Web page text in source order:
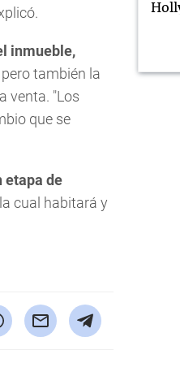
inmueble,
también la
venta. "Los
que se
etapa de
cual habitará y